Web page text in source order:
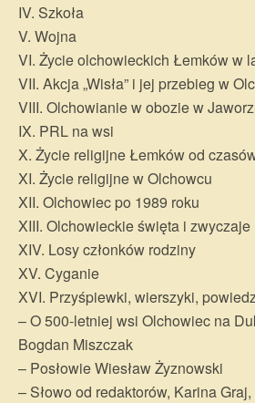
IV. Szkoła
V. Wojna
VI. Życie olchowieckich Łemków w
VII. Akcja „Wisła” i jej przebieg w
VIII. Olchowianie w obozie w
IX. PRL na wsi
X. Życie religijne Łemków od
XI. Życie religijne w Olchowcu
XII. Olchowiec po 1989 roku
XIII. Olchowieckie święta i zwyczaje
XIV. Losy członków rodziny
XV. Cyganie
XVI. Przyśpiewki, wierszyki,
– O 500-letniej wsi Olchowiec na
Bogdan Miszczak
– Posłowie Wiesław Żyznowski
– Słowo od redaktorów, Karina